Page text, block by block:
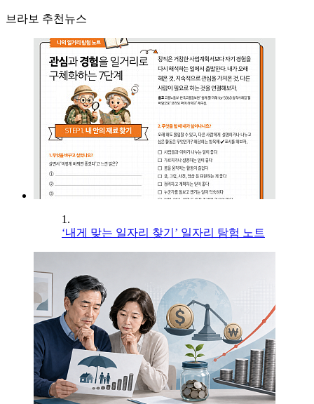
브라보 추천뉴스
1.
‘내게 맞는 일자리 찾기’ 일자리 탐험 노트